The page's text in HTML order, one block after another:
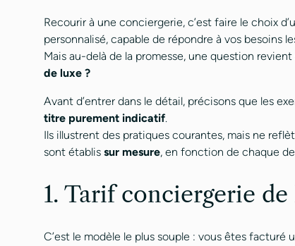
Recourir à une conciergerie, c’est faire le choix
personnalisé, capable de répondre à vos besoins
Mais au-delà de la promesse, une question
de luxe ?
Avant d’entrer dans le détail, précisons que les
titre purement indicatif.
Ils illustrent des pratiques courantes, mais ne
sont établis sur mesure, en fonction de chaque
1. Tarif conciergerie
C’est le modèle le plus souple : vous êtes